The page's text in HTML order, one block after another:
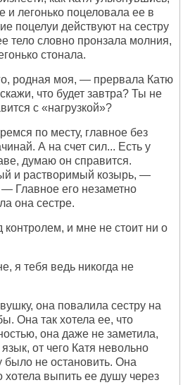
и легонько поцеловала ее в
поцелуи действуют на сестру
тело словно пронзала молния,
стонала.
родная моя, — прервала Катю
что будет завтра? Ты не
с «нагрузкой»?
по месту, главное без
А на счет сил... Есть у
думаю он справится.
и растворимый козырь, —
Главное его незаметно
она сестре.
и мне не стоит ни о
я тебя ведь никогда не
она повалила сестру на
Она так хотела ее, что
она даже не заметила,
от чего Катя невольно
было не остановить. Она
хотела выпить ее душу через